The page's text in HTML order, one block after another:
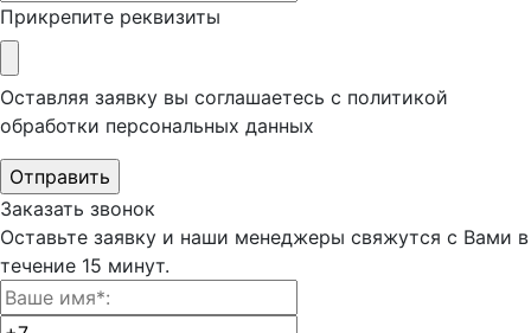
Прикрепите реквизиты
Оставляя заявку вы соглашаетесь с политикой
обработки персональных данных
Заказать звонок
Оставьте заявку и наши менеджеры свяжутся с Вами в
течение 15 минут.